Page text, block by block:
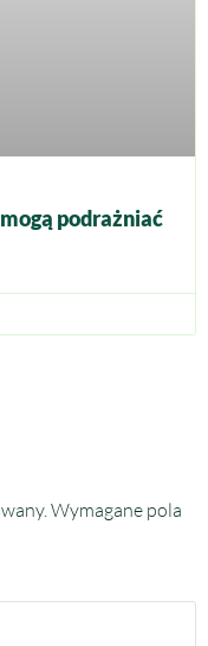
podrażniać
Wymagane pola